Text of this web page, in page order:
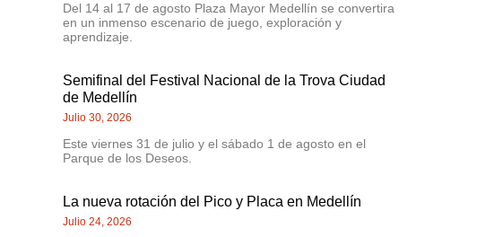
Del 14 al 17 de agosto Plaza Mayor Medellín se convertira
en un inmenso escenario de juego, exploración y
aprendizaje.
Semifinal del Festival Nacional de la Trova Ciudad
de Medellín
Julio 30, 2026
Este viernes 31 de julio y el sábado 1 de agosto en el
Parque de los Deseos.
La nueva rotación del Pico y Placa en Medellín
Julio 24, 2026